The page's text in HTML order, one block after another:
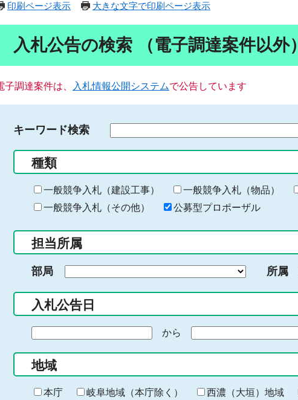
印刷ページ表示 大きな文字で印刷ページ表示
入札公告の検索 （電子調達案件以外）
子調達案件は、 入札情報公開システムで公告しています
キーワード検索
る
キ
ー
ー
入
力
種類
一般競争入札（建設工事） 一般競争入札（物品）
一般競争入札（その他）
公募型プロポーザル
担当所属
部局 所属
入札公告日
の
始
ま
から
終
わ
地域
本庁 岐阜地域（本庁除く） 西濃（大垣）地域